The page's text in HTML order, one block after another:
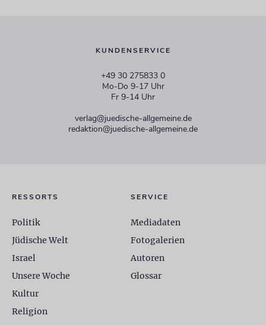
KUNDENSERVICE
+49 30 275833 0
Mo-Do 9-17 Uhr
Fr 9-14 Uhr
verlag@juedische-allgemeine.de
redaktion@juedische-allgemeine.de
RESSORTS
Politik
Jüdische Welt
Israel
Unsere Woche
Kultur
Religion
SERVICE
Mediadaten
Fotogalerien
Autoren
Glossar